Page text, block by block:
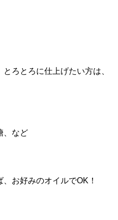
ろとろに仕上げたい方は、
、など
お好みのオイルでOK！